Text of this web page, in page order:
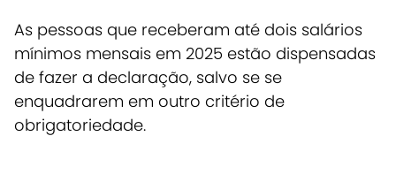
As pessoas que receberam até dois salários
mínimos mensais em 2025 estão dispensadas
de fazer a declaração, salvo se se
enquadrarem em outro critério de
obrigatoriedade.